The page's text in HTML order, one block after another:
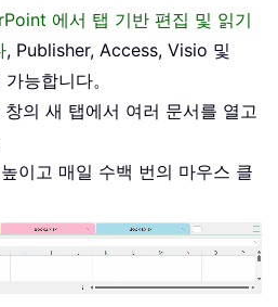
에서 탭 기반 편집 및 읽기
, Publisher, Access, Visio 및
능합니다。
의 새 탭에서 여러 문서를 열고
이고 매일 수백 번의 마우스 클